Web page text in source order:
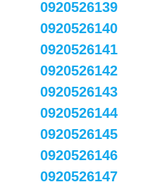
0920526139
0920526140
0920526141
0920526142
0920526143
0920526144
0920526145
0920526146
0920526147